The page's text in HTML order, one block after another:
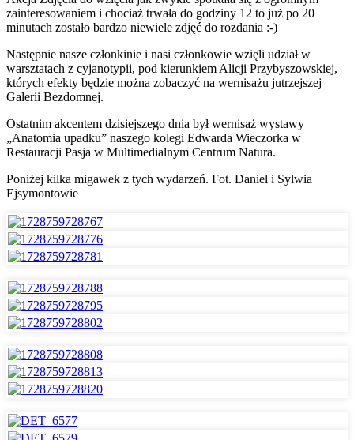
zainteresowaniem i chociaż trwała do godziny 12 to już po 20
minutach zostało bardzo niewiele zdjęć do rozdania :-)
Następnie nasze członkinie i nasi członkowie wzięli udział w
warsztatach z cyjanotypii, pod kierunkiem Alicji Przybyszowskiej,
których efekty będzie można zobaczyć na wernisażu jutrzejszej
Galerii Bezdomnej.
Ostatnim akcentem dzisiejszego dnia był wernisaż wystawy
„Anatomia upadku” naszego kolegi Edwarda Wieczorka w
Restauracji Pasja w Multimedialnym Centrum Natura.
Poniżej kilka migawek z tych wydarzeń. Fot. Daniel i Sylwia
Ejsymontowie